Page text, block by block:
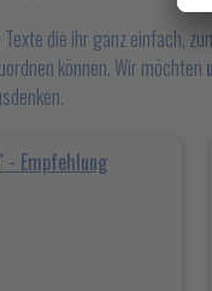
die ihr ganz einfach,
können. Wir möchten
- Empfehlung